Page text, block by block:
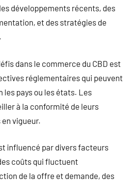
développements récents, des
et des stratégies de
dans le commerce du CBD est
réglementaires qui peuvent
pays ou les états. Les
à la conformité de leurs
vigueur.
influencé par divers facteurs
coûts qui fluctuent
de la offre et demande, des